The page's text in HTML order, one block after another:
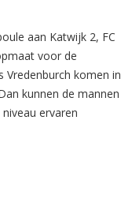
aan Katwijk 2, FC
voor de
Vredenburch komen in
kunnen de mannen
ervaren